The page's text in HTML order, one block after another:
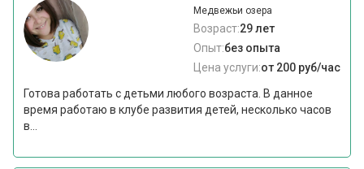
Медвежьи озера
Возраст:29 лет
Опыт:без опыта
Цена услуги:от 200 руб/час
Готова работать с детьми любого возраста. В данное
время работаю в клубе развития детей, несколько часов
в...